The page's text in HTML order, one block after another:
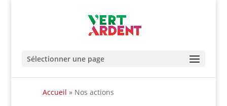
Sélectionner une page
Accueil » Nos actions